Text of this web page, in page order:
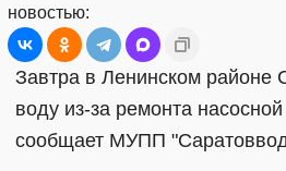
новостью:
Завтра в Ленинском районе
воду из-за ремонта
сообщает МУПП